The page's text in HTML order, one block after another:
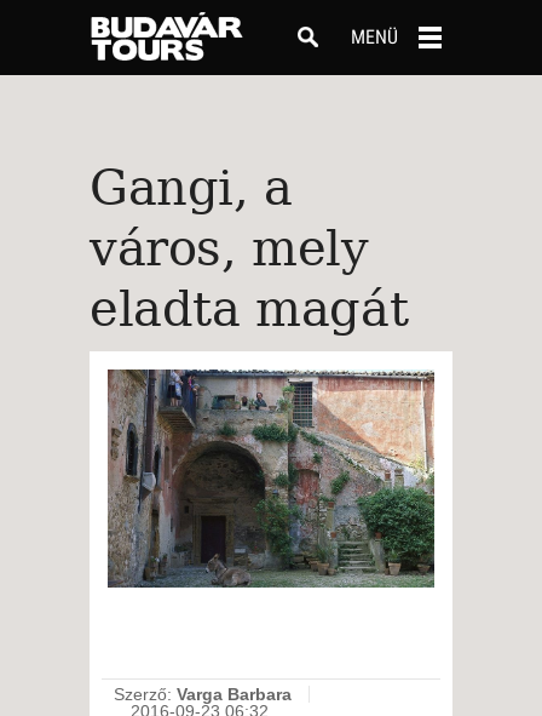
MENÜ
Gangi, a
város, mely
eladta magát
Szerző: Varga Barbara
2016-09-23 06:32